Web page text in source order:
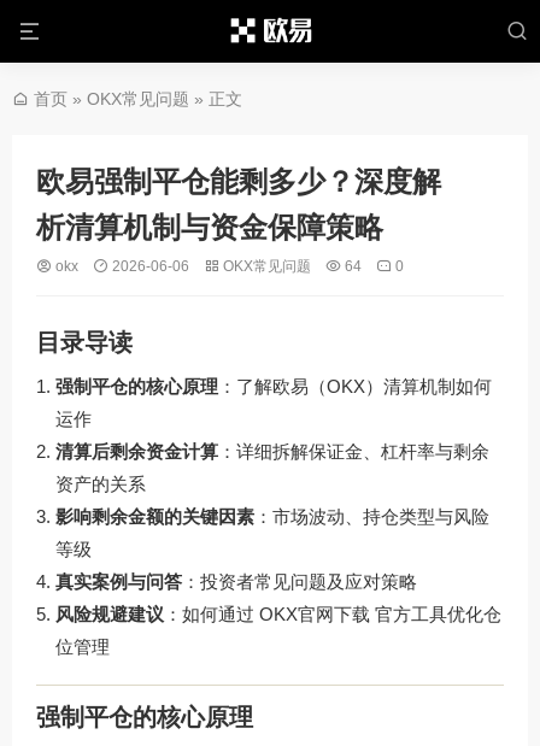
首页 » OKX常见问题 » 正文
欧易强制平仓能剩多少？深度解
析清算机制与资金保障策略
okx 2026-06-06 OKX常见问题 64 0
目录导读
强制平仓的核心原理 ：了解欧易（OKX）清算机制如何
运作
清算后剩余资金计算 ：详细拆解保证金、杠杆率与剩余
资产的关系
影响剩余金额的关键因素 ：市场波动、持仓类型与风险
等级
真实案例与问答 ：投资者常见问题及应对策略
风险规避建议 ：如何通过 OKX官网下载 官方工具优化仓
位管理
强制平仓的核心原理